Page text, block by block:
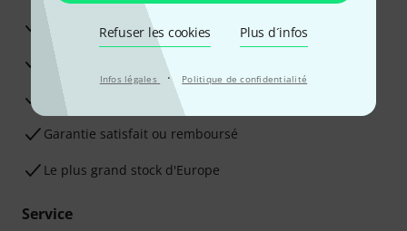
Refuser les cookies Plus d´infos
Infos légales · Politique de confidentialité
Garantie 30 jours satisfait ou remboursé
Service de réparation
Conseils d'experts en la matière
Garantie satisfait ou remboursé
Le plus grand stock d'Europe
Service